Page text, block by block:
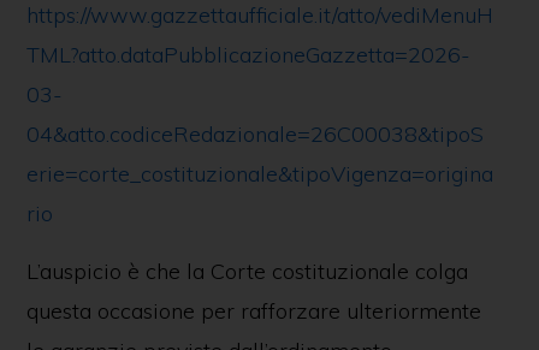
https://www.gazzettaufficiale.it/atto/vediMenuH
TML?atto.dataPubblicazioneGazzetta=2026-
03-
04&atto.codiceRedazionale=26C00038&tipoS
erie=corte_costituzionale&tipoVigenza=origina
rio
L’auspicio è che la Corte costituzionale colga
questa occasione per rafforzare ulteriormente